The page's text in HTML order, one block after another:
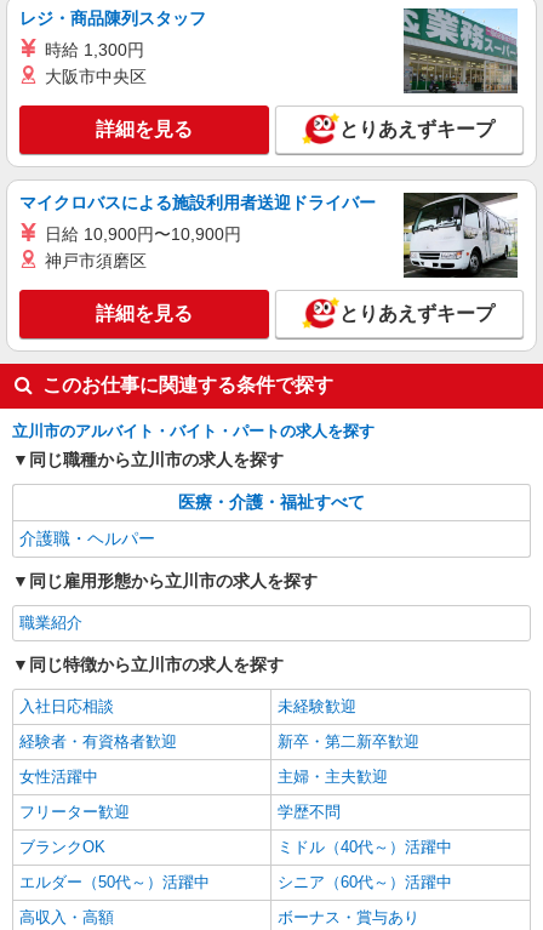
（上記給与とは別に支給） 下記資格をお持ちの方
歓迎 ・認知症介護基礎研修 ・初任者研修 ・実務
職業紹介
株式会社kotrio /●SW-S-2098208
≪玉川上水駅≫高月給25万円〜＋賞与｜住宅
【正社員】月給240,000〜400,000円 ・基本
給：200,000円〜220,000円 ・資格手当：10,000〜
30,000円 ・役職手当：10,000〜70,000円 ・処遇改
善手当：20,000〜60,000円（勤続年数、保有資格
により変動） ・固定残業手当：20,000円（10時
間） ※固定残業時間を超過する場合には超過勤務
手当として別途支給 ・夜勤手当：10,000円/1回
歓迎 ・認知症介護基礎研修 ・初任者研修 ・実務
者研修 ・介護福祉士 など
東京都立川市
キープ 詳細を見る
株式会社kotrio /●TC-H-1896244
＜立川駅＞サ高住スタッフ＊教育体制充実
◎30代・40代活躍中
時給1600円〜2250円 ＜日払い有/週払い有/交
通費全支給(ガソリン代含む)＞
立川市
詳細を見る
レジ・商品陳列スタッフ
時給 1,300円
大阪市中央区
詳細を見る とりあえずキープ
マイクロバスによる施設利用者送迎ドライバー
日給 10,900円〜10,900円
神戸市須磨区
詳細を見る とりあえずキープ
このお仕事に関連する条件で探す
立川市のアルバイト・バイト・パートの求人を探す
同じ職種から立川市の求人を探す
医療・介護・福祉すべて
介護職・ヘルパー
同じ雇用形態から立川市の求人を探す
職業紹介
同じ特徴から立川市の求人を探す
入社日応相談
未経験歓迎
経験者・有資格者歓迎
新卒・第二新卒歓迎
女性活躍中
主婦・主夫歓迎
フリーター歓迎
学歴不問
ブランクOK
ミドル（40代～）活躍中
エルダー（50代～）活躍中
シニア（60代～）活躍中
高収入・高額
ボーナス・賞与あり